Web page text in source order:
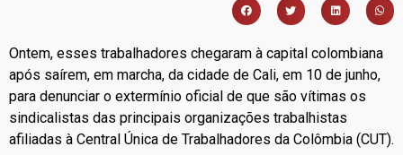
Ontem, esses trabalhadores chegaram à capital colombiana
após saírem, em marcha, da cidade de Cali, em 10 de junho,
para denunciar o extermínio oficial de que são vítimas os
sindicalistas das principais organizações trabalhistas
afiliadas à Central Única de Trabalhadores da Colômbia (CUT).